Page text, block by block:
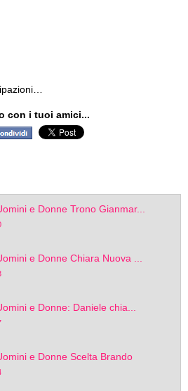
con i tuoi amici...
e Donne Trono Gianmar...
e Donne Chiara Nuova ...
e Donne: Daniele chia...
e Donne Scelta Brando